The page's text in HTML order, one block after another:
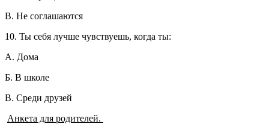
В. Не соглашаются
10. Ты себя лучше чувствуешь, когда ты:
А. Дома
Б. В школе
В. Среди друзей
Анкета для родителей.